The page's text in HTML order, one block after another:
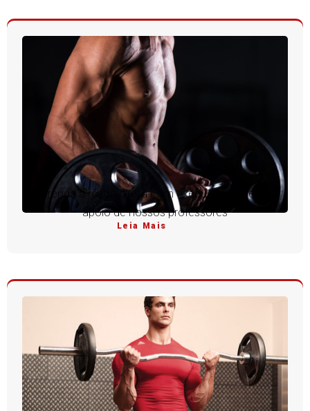
Aprenda a rosca direta com execução perfeita e
apoio de nossos professores
Leia Mais